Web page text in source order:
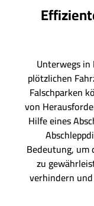
Unterwegs
plötzlichen
Falschparken
von
Hilfe eines
Bedeutung,
zu
verhindern